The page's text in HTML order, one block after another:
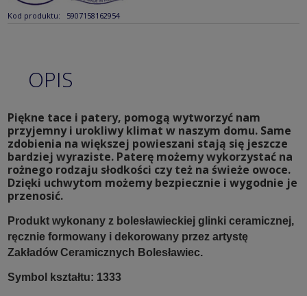
Kod produktu: 5907158162954
OPIS
Piękne tace i patery, pomogą wytworzyć nam
przyjemny i urokliwy klimat w naszym domu. Same
zdobienia na większej powieszani stają się jeszcze
bardziej wyraziste. Paterę możemy wykorzystać na
rożnego rodzaju słodkości czy też na świeże owoce.
Dzięki uchwytom możemy bezpiecznie i wygodnie je
przenosić.
Produkt wykonany z bolesławieckiej glinki ceramicznej,
ręcznie formowany i dekorowany przez artystę
Zakładów Ceramicznych Bolesławiec.
Symbol kształtu: 1333